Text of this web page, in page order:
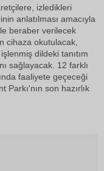
izledikleri
anlatılması amacıyla
beraber verilecek
cihaza okutulacak,
dildeki tanıtım
sağlayacak. 12 farklı
faaliyete geçeceği
Parkı'nın son hazırlık